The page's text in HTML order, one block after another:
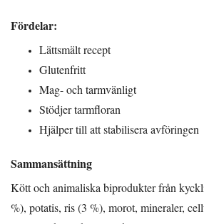
Fördelar:
Lättsmält recept
Glutenfritt
Mag- och tarmvänligt
Stödjer tarmfloran
Hjälper till att stabilisera avföringen
Sammansättning
Kött och animaliska biprodukter från
%), potatis, ris (3 %), morot, mineraler,